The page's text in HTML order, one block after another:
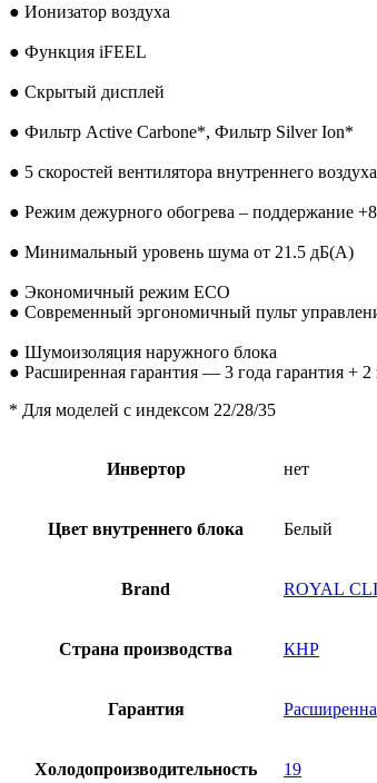
● Ионизатор воздуха
● Функция iFEEL
● Скрытый дисплей
● Фильтр Active Carbone*, Фильтр Silver Ion*
● 5 скоростей вентилятора внутреннего воздуха
● Режим дежурного обогрева – поддержание
● Минимальный уровень шума от 21.5 дБ(А)
● Экономичный режим ECO
● Современный эргономичный пульт
● Шумоизоляция наружного блока
● Расширенная гарантия — 3 года гарантия +
* Для моделей с индексом 22/28/35
Инвертор нет
Цвет внутреннего блока Белый
Brand ROYAL
Страна производства КНР
Гарантия
Холодопроизводительность 19